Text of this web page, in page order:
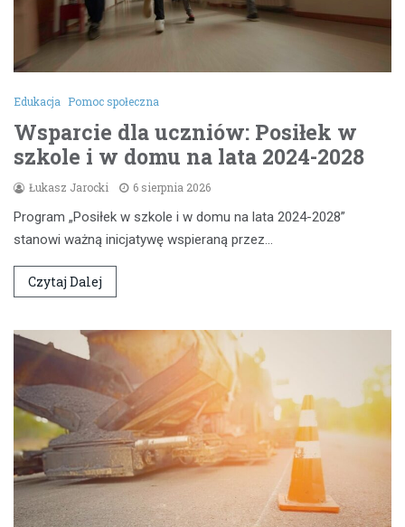
Edukacja Pomoc społeczna
Wsparcie dla uczniów: Posiłek w
szkole i w domu na lata 2024-2028
Łukasz Jarocki 6 sierpnia 2026
Program „Posiłek w szkole i w domu na lata 2024-2028”
stanowi ważną inicjatywę wspieraną przez…
Czytaj Dalej